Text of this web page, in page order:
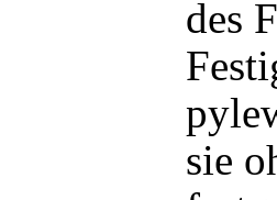
des
sie